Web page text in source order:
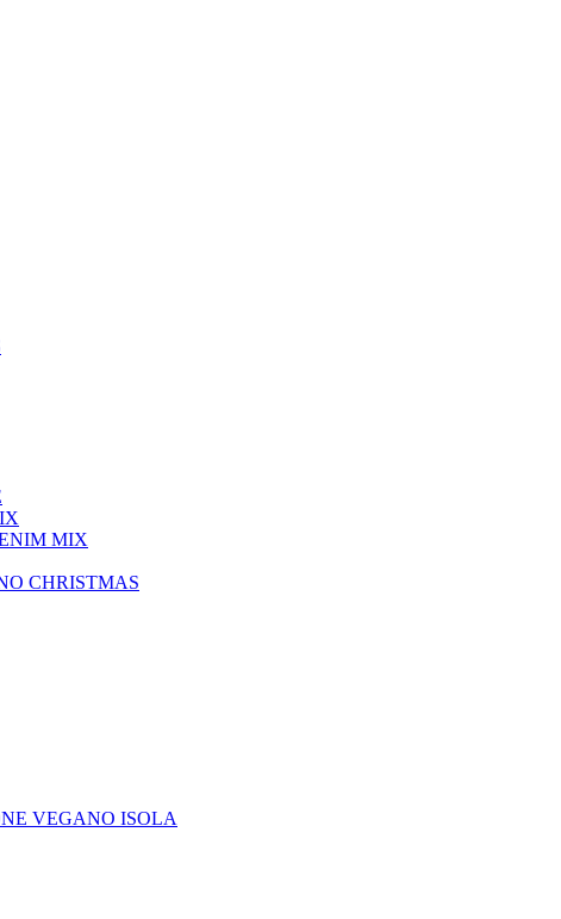
MIX
CHRISTMAS
VEGANO ISOLA